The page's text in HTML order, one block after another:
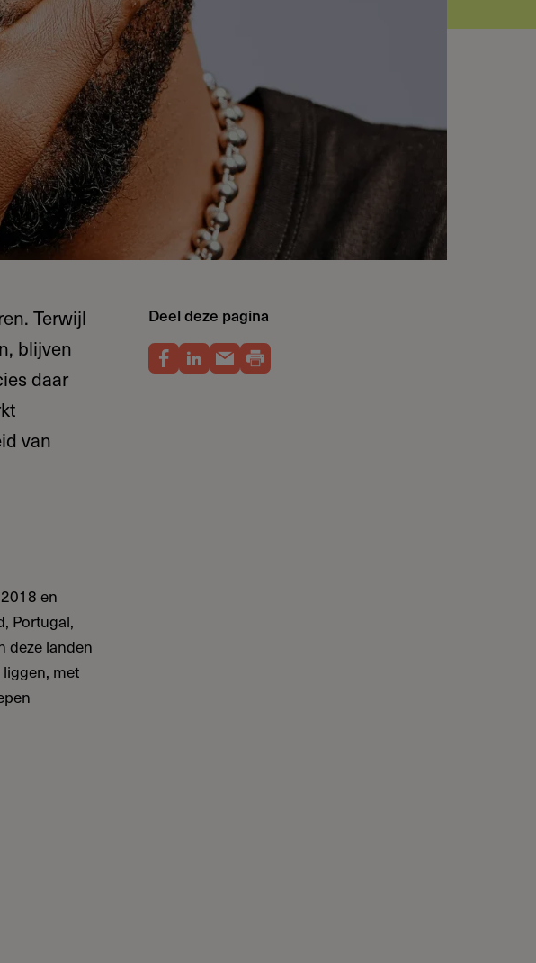
Terwijl
blijven
daar
van
Deel deze pagina
en
Portugal,
deze landen
met